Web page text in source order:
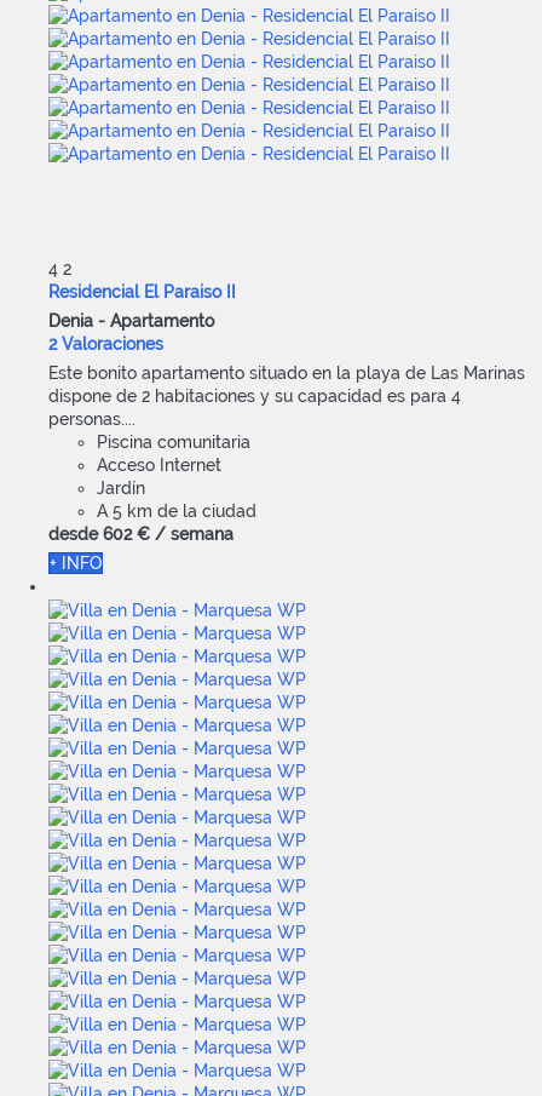
4 2
Residencial El Paraiso II
Denia - Apartamento
2 Valoraciones
Este bonito apartamento situado en la playa de Las Marinas
dispone de 2 habitaciones y su capacidad es para 4
personas....
Piscina comunitaria
Acceso Internet
Jardín
A 5 km de la ciudad
desde 602 € / semana
+ INFO